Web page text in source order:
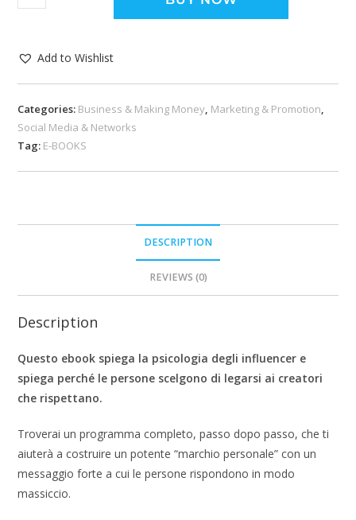
Add to Wishlist
Categories: Business & Making Money, Marketing & Promotion,
Social Media & Networks
Tag: E-BOOKS
DESCRIPTION
REVIEWS (0)
Description
Questo ebook spiega la psicologia degli influencer e
spiega perché le persone scelgono di legarsi ai creatori
che rispettano.
Troverai un programma completo, passo dopo passo, che ti
aiuterà a costruire un potente “marchio personale” con un
messaggio forte a cui le persone rispondono in modo
massiccio.